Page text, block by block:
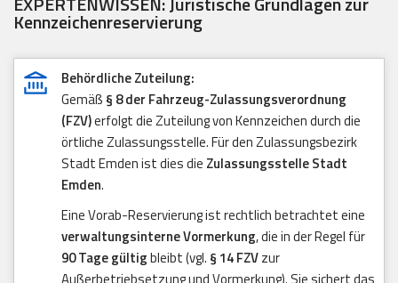
Kennzeichenreservierung
Behördliche Zuteilung:
Gemäß § 8 der Fahrzeug-Zulassungsverordnung
(FZV)erfolgt die Zuteilung von Kennzeichen durch die
örtliche Zulassungsstelle. Für den Zulassungsbezirk
Stadt Emden ist dies die Zulassungsstelle Stadt
Emden.
Eine Vorab-Reservierung ist rechtlich betrachtet eine
verwaltungsinterne Vormerkung, die in der Regel für
90 Tage gültigbleibt (vgl. § 14 FZVzur